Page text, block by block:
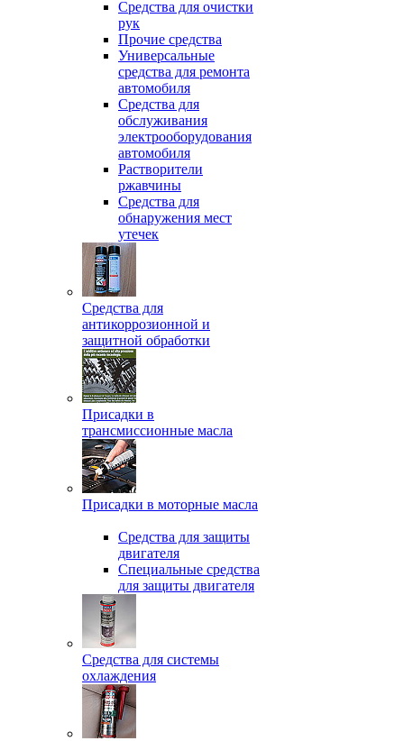
Средства для очистки
рук
Прочие средства
Универсальные
средства для ремонта
автомобиля
Средства для
обслуживания
электрооборудования
автомобиля
Растворители
ржавчины
Средства для
обнаружения мест
утечек
Средства для
антикоррозионной и
защитной обработки
Присадки в
трансмиссионные масла
Присадки в моторные масла
Средства для защиты
двигателя
Специальныe средства
для защиты двигателя
Средства для системы
охлаждения